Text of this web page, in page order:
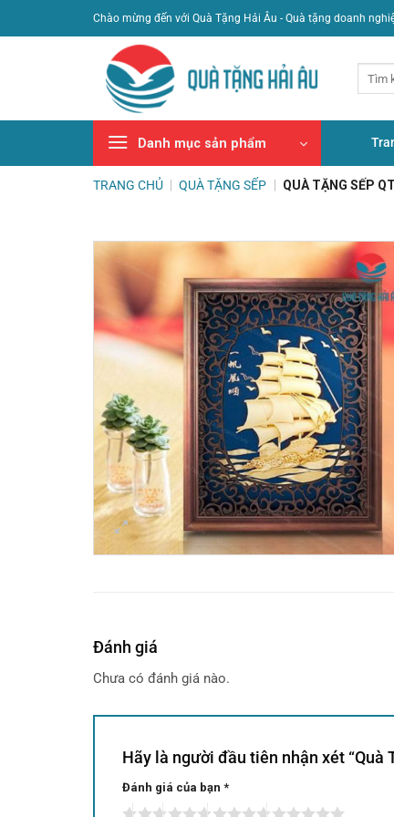
qua
Chào mừng đến với Quà Tặng Hải Âu - Quà tặng doanh
Danh mục sản phẩm
TRANG CHỦ QUÀ TẶNG SẾP QUÀ TẶNG SẾP
Đánh giá
Chưa có đánh giá nào.
Hãy là người đầu tiên nhận xét “Quà
Đánh giá của bạn *
Alternative: